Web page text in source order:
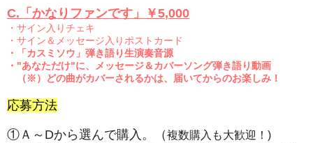
C. 「かなりファンです」￥5,000
・サイン入りチェキ
・サイン＆メッセージ入りポストカード
・「カスミソウ」弾き語り生演奏音源
・"あなただけ"に、メッセージ＆カバーソング弾き語り動画
（※）どの曲がカバーされるかは、届いてからのお楽しみ！
応募方法
①Ａ～Dから選んで購入。（複数購入も大歓迎！ )